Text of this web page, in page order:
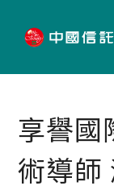
享譽國
術導師